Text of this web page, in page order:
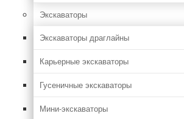
Экскаваторы
Экскаваторы драглайны
Карьерные экскаваторы
Гусеничные экскаваторы
Мини-экскаваторы